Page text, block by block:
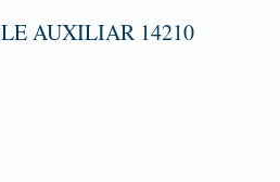
AUXILIAR 14210